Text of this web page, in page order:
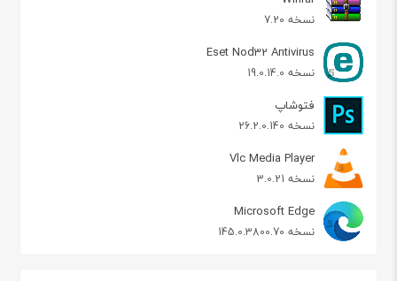
نسخه 7.20
Eset Nod32 Antivirus
نسخه 19.0.14.0
فتوشاپ
نسخه 26.2.0.140
Vlc Media Player
نسخه 3.0.21
Microsoft Edge
نسخه 145.0.3800.70